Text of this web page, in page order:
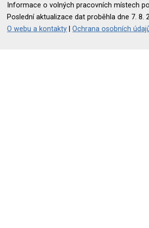
Informace o volných pracovních místech
Poslední aktualizace dat proběhla dne 7. 8.
O webu a kontakty |Ochrana osobních